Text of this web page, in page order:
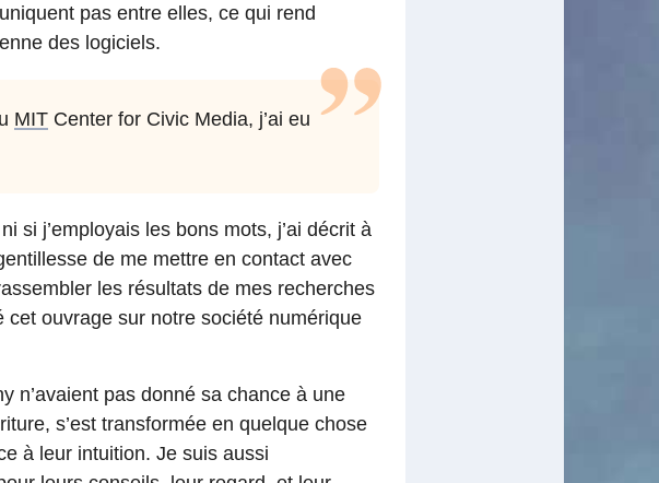
pas entre elles, ce qui rend
des logiciels.
MITCenter for Civic Media, j’ai eu
si j’employais les bons mots, j’ai décrit à
de me mettre en contact avec
les résultats de mes recherches
ouvrage sur notre société numérique
n’avaient pas donné sa chance à une
s’est transformée en quelque chose
à leur intuition. Je suis aussi